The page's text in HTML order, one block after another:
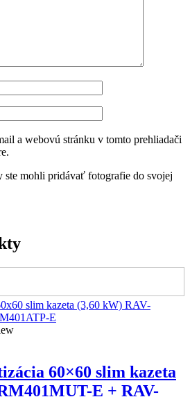
a webovú stránku v tomto prehliadači
ste mohli pridávať fotografie do svojej
60×60 slim kazeta
E + RAV-